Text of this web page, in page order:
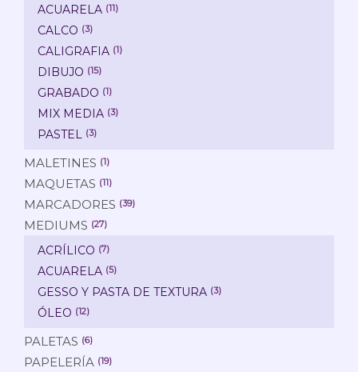
ACUARELA (11)
CALCO (3)
CALIGRAFIA (1)
DIBUJO (15)
GRABADO (1)
MIX MEDIA (3)
PASTEL (3)
MALETINES (1)
MAQUETAS (11)
MARCADORES (39)
MEDIUMS (27)
ACRÍLICO (7)
ACUARELA (5)
GESSO Y PASTA DE TEXTURA (3)
ÓLEO (12)
PALETAS (6)
PAPELERÍA (19)